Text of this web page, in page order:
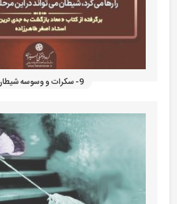
9- سکرات و وسوسه شیطان